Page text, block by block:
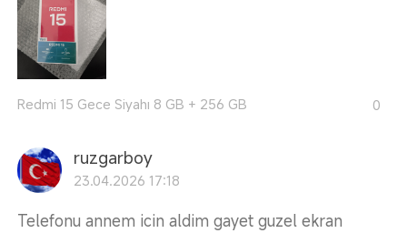
Redmi 15 Gece Siyahı 8 GB + 256 GB 0
ruzgarboy
23.04.2026 17:18
Telefonu annem icin aldim gayet guzel ekran